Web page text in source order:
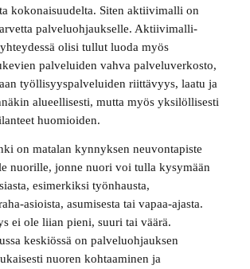
kokonaisuudelta. Siten aktiivimalli on
palveluohjaukselle. Aktiivimalli-
olisi tullut luoda myös
palveluiden vahva palveluverkosto,
työllisyyspalveluiden riittävyys, laatu ja
alueellisesti, mutta myös yksilöllisesti
huomioiden.
on matalan kynnyksen neuvontapiste
nuorille, jonne nuori voi tulla kysymään
esimerkiksi työnhausta,
asioista, asumisesta tai vapaa-ajasta.
ei ole liian pieni, suuri tai väärä.
keskiössä on palveluohjauksen
nuoren kohtaaminen ja